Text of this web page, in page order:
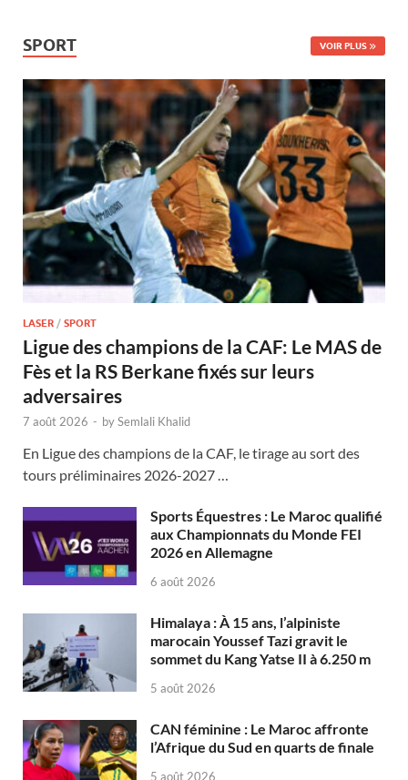
SPORT VOIR PLUS
LASER / SPORT
Ligue des champions de la CAF: Le MAS de
Fès et la RS Berkane fixés sur leurs
adversaires
7 août 2026 - bySemlali Khalid
En Ligue des champions de la CAF, le tirage au sort des
tours préliminaires 2026-2027 …
Sports Équestres : Le Maroc qualifié
aux Championnats du Monde FEI
2026 en Allemagne
6 août 2026
Himalaya : À 15 ans, l’alpiniste
marocain Youssef Tazi gravit le
sommet du Kang Yatse II à 6.250 m
5 août 2026
CAN féminine : Le Maroc affronte
l’Afrique du Sud en quarts de finale
5 août 2026